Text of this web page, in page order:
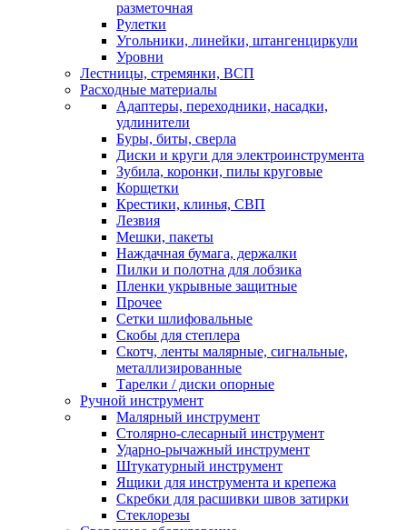
разметочная
Рулетки
Угольники, линейки, штангенциркули
Уровни
Лестницы, стремянки, ВСП
Расходные материалы
Адаптеры, переходники, насадки,
удлинители
Буры, биты, сверла
Диски и круги для электроинструмента
Зубила, коронки, пилы круговые
Корщетки
Крестики, клинья, СВП
Лезвия
Мешки, пакеты
Наждачная бумага, держалки
Пилки и полотна для лобзика
Пленки укрывные защитные
Прочее
Сетки шлифовальные
Скобы для степлера
Скотч, ленты малярные, сигнальные,
металлизированные
Тарелки / диски опорные
Ручной инструмент
Малярный инструмент
Столярно-слесарный инструмент
Ударно-рычажный инструмент
Штукатурный инструмент
Ящики для инструмента и крепежа
Скребки для расшивки швов затирки
Стеклорезы